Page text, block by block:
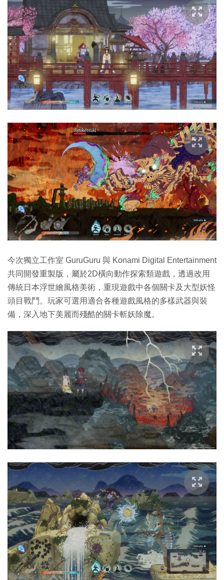
今次獨立工作室 GuruGuru 與 Konami Digital Entertainment
共同開發重製版，屬於2D橫向動作探索類遊戲，透過改用
傳統日本浮世繪風格美術，重現遊戲中各個關卡及大型妖怪
頭目戰鬥。玩家可選用適合各種遊戲風格的多樣武器與裝
備，深入地下美麗而殘酷的關卡斬妖除魔。